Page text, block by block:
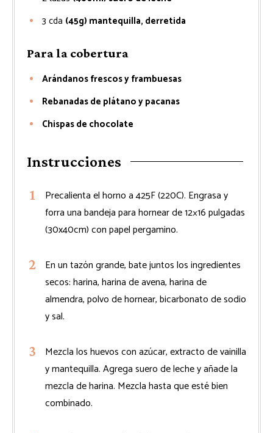
3 cda (45g) mantequilla, derretida
Para la cobertura
Arándanos frescos y frambuesas
Rebanadas de plátano y pacanas
Chispas de chocolate
Instrucciones
Precalienta el horno a 425F (220C). Engrasa y
forra una bandeja para hornear de 12×16 pulgadas
(30x40cm) con papel pergamino.
En un tazón grande, bate juntos los ingredientes
secos: harina, harina de avena, harina de
almendra, polvo de hornear, bicarbonato de sodio
y sal.
Mezcla los huevos con azúcar, extracto de vainilla
y mantequilla. Agrega suero de leche y añade la
mezcla de harina. Mezcla hasta que esté bien
combinado.